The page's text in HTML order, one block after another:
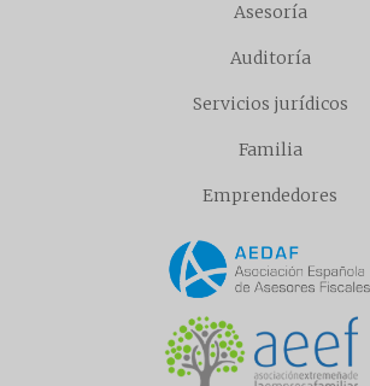
Asesoría
Auditoría
Servicios jurídicos
Familia
Emprendedores